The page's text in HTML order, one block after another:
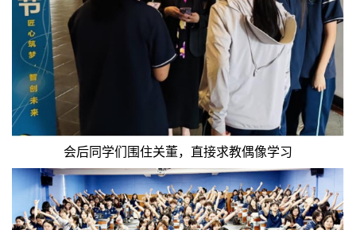
会后同学们围住关董，直接求教偶像学习